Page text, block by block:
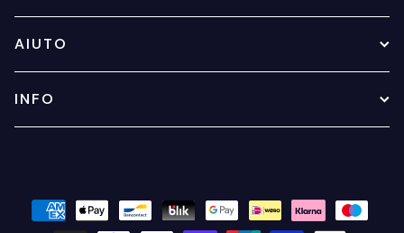
AIUTO
INFO